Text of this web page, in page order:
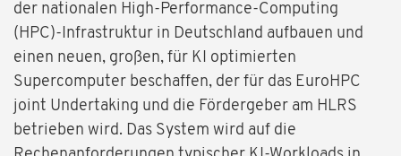
der nationalen High-Performance-Computing
(HPC)-Infrastruktur in Deutschland aufbauen und
einen neuen, großen, für KI optimierten
Supercomputer beschaffen, der für das EuroHPC
joint Undertaking und die Fördergeber am HLRS
betrieben wird. Das System wird auf die